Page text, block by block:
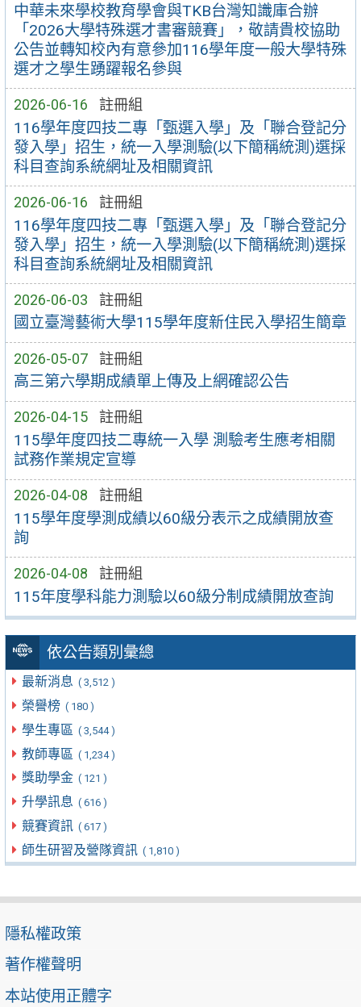
中華未來學校教育學會與TKB台灣知識庫合辦
「2026大學特殊選才書審競賽」，敬請貴校協助
公告並轉知校內有意參加116學年度一般大學特殊
選才之學生踴躍報名參與
2026-06-16 註冊組
116學年度四技二專「甄選入學」及「聯合登記分
發入學」招生，統一入學測驗(以下簡稱統測)選採
科目查詢系統網址及相關資訊
2026-06-16 註冊組
116學年度四技二專「甄選入學」及「聯合登記分
發入學」招生，統一入學測驗(以下簡稱統測)選採
科目查詢系統網址及相關資訊
2026-06-03 註冊組
國立臺灣藝術大學115學年度新住民入學招生簡章
2026-05-07 註冊組
高三第六學期成績單上傳及上網確認公告
2026-04-15 註冊組
115學年度四技二專統一入學 測驗考生應考相關
試務作業規定宣導
2026-04-08 註冊組
115學年度學測成績以60級分表示之成績開放查
詢
2026-04-08 註冊組
115年度學科能力測驗以60級分制成績開放查詢
依公告類別彙總
最新消息 ( 3,512 )
榮譽榜 ( 180 )
學生專區 ( 3,544 )
教師專區 ( 1,234 )
獎助學金 ( 121 )
升學訊息 ( 616 )
競賽資訊 ( 617 )
師生研習及營隊資訊 ( 1,810 )
隱私權政策
著作權聲明
本站使用正體字